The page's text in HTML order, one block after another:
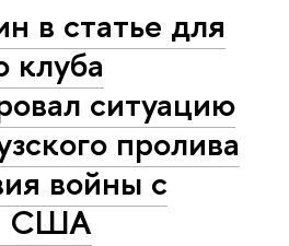
в статье для
клуба
ситуацию
пролива
войны с
США